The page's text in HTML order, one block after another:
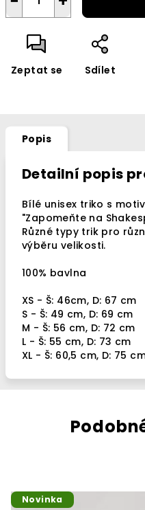
Zeptat se Sdílet
Popis
Detailní popis
Bílé unisex triko s
"Zapomeňte na
Různé typy trik pro
výběru velikosti.
100% bavlna
XS - Š: 46cm, D: 67 cm
S - Š: 49 cm, D: 69 cm
M - Š: 56 cm, D: 72 cm
L - Š: 55 cm, D: 73 cm
XL - Š: 60,5 cm, D: 75
Novinka